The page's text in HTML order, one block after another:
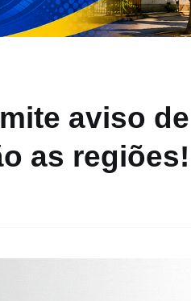
aviso de
as regiões!